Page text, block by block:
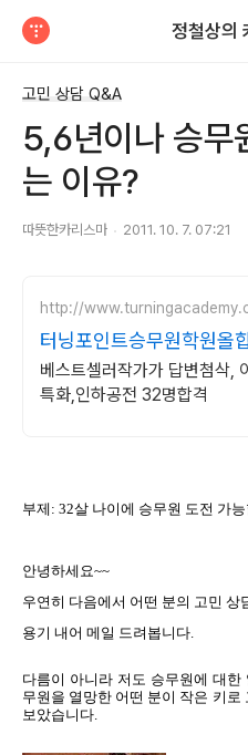
정철상의
고민 상담 Q&A
5,6년이나 승무
는 이유?
따뜻한카리스마 2011. 10. 7. 07:21
http://
터닝포인트승무원학원올
베스트셀러작가가 답변첨삭,
특화,인하공전 32명합격
부제: 32살 나이에 승무원 도전 가
안녕하세요~~
우연히 다음에서 어떤 분의 고민 상
용기 내어 메일 드려봅니다.
다름이 아니라 저도 승무원에 대
무원을 열망한 어떤 분이 작은 키
보았습니다.